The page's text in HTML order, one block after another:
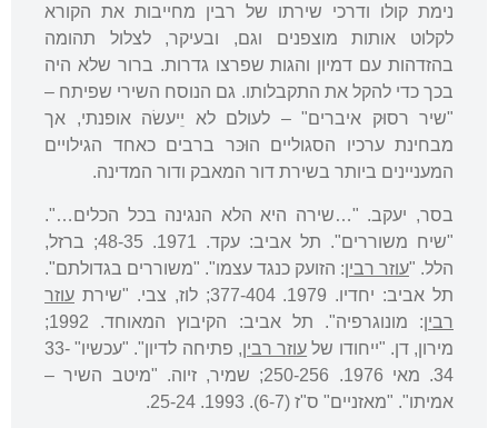
נימת קולו ודרכי שירתו של רבין מחייבות את הקורא
לקלוט אותות מוצפנים וגם, ובעיקר, לצלול תהומה
בהזדהות עם דמיון והגות שפרצו גדרות. ברור שלא היה
בכך כדי להקל את התקבלותו. גם הנוסח השירי שפיתח –
"שיר רסוּק איברים" – לעולם לא יֵיעשׂה אופנתי, אך
מבחינת ערכיו הסגוליים הוּכּר ברבים כאחד הגילויים
המעניינים ביותר בשירת דור המאבק ודור המדינה.
בסר, יעקב. "…שירה היא הלא הנגינה בכל הכלים…".
"שיח משוררים". תל אביב: עקד. 1971. 48-35; ברזל,
הלל. "עוזר רבין: הזועק כנגד עצמו". "משוררים בגדולתם".
תל אביב: יחדיו. 1979. 377-404; לוז, צבי. "שירת
עוזר
רבין
: מונוגרפיה". תל אביב: הקיבוץ המאוחד. 1992;
מירון, דן. "ייחודו של עוזר רבין
, פתיחה לדיון". "עכשיו" 33-
34. מאי 1976. 250-256; שמיר, זיוה. "מיטב השיר –
אמיתו". "מאזניים" ס"ז (6-7). 1993. 25-24.